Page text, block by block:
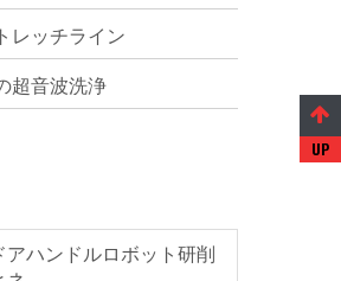
レッチライン
超音波洗浄
アハンドルロボット研削